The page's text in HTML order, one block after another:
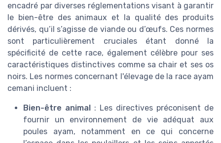
encadré par diverses réglementations visant à garantir
le bien-être des animaux et la qualité des produits
dérivés, qu’il s’agisse de viande ou d’œufs. Ces normes
sont particulièrement cruciales étant donné la
spécificité de cette race, également célèbre pour ses
caractéristiques distinctives comme sa chair et ses os
noirs. Les normes concernant l'élevage de la race ayam
cemani incluent :
Bien-être animal : Les directives préconisent de
fournir un environnement de vie adéquat aux
poules ayam, notamment en ce qui concerne